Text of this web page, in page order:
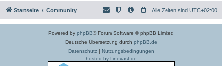
Startseite Community Alle Zeiten sind UTC+02:00
Powered by phpBB® Forum Software © phpBB Limited
Deutsche Übersetzung durch phpBB.de
Datenschutz| Nutzungsbedingungen
hosted by Linevast.de